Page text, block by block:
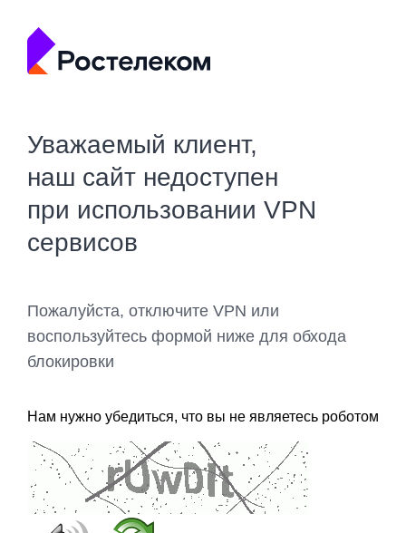
Уважаемый клиент,
наш сайт недоступен
при использовании VPN
сервисов
Пожалуйста, отключите VPN или
воспользуйтесь формой ниже для обхода
блокировки
Нам нужно убедиться, что вы не являетесь роботом